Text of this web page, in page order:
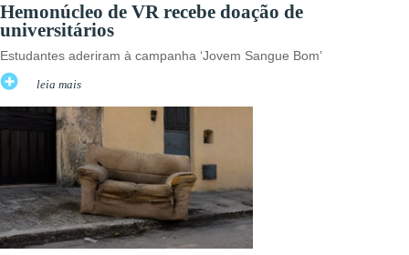
Hemonúcleo de VR recebe doação de
universitários
Estudantes aderiram à campanha ‘Jovem Sangue Bom’
leia mais